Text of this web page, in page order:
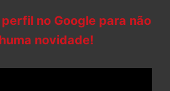
no Google para não
novidade!